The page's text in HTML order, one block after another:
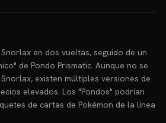
en dos vueltas, seguido de un
de Pondo Prismatic. Aunque no se
existen múltiples versiones de
elevados. Los "Pondos" podrían
de cartas de Pokémon de la línea